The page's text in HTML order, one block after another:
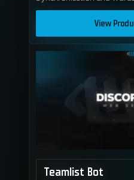
View
Teamlist Bot